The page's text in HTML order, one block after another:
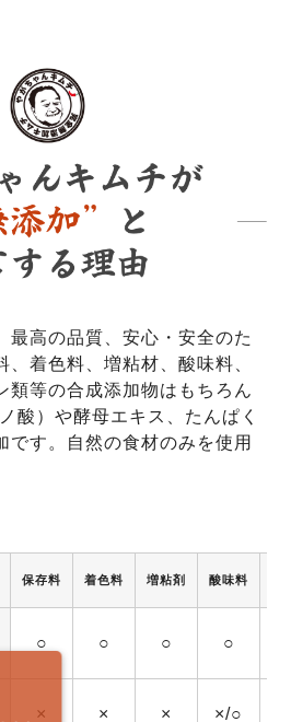
最高の品質、安心・安全のた
、着色料、増粘材、酸味料、
類等の合成添加物はもちろん
酸）や酵母エキス、たんぱく
です。自然の食材のみを使用
保存料 着色料 増粘剤 酸味料
○ ○ ○ ○
× × × ×/○